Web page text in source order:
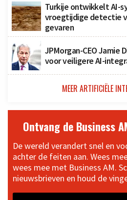
Turkije ontwikkelt AI-
vroegtijdige detectie
gevaren
JPMorgan-CEO Jamie
voor veiligere AI-
MEER ARTIFICIËLE
Ontvang de Business
De wereld verandert snel en
achter de feiten aan. Wees
wees mee met Business AM.
nieuwsbrieven en houd de